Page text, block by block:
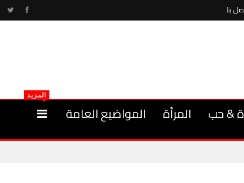
بنا
& حب المرأة المواضيع العامة
المزيد